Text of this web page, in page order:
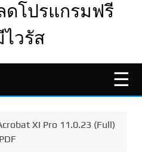
ดโปรแกรมฟรี
วรัส
XI Pro 11.0.23 (Full)